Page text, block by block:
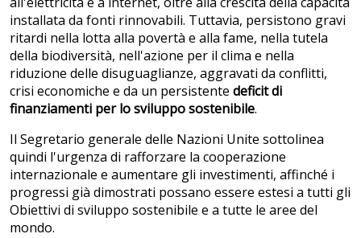
installata da fonti rinnovabili. Tuttavia, persistono gravi
ritardi nella lotta alla povertà e alla fame, nella tutela
della biodiversità, nell'azione per il clima e nella
riduzione delle disuguaglianze, aggravati da conflitti,
crisi economiche e da un persistente deficit di
finanziamenti per lo sviluppo sostenibile.
Il Segretario generale delle Nazioni Unite sottolinea
quindi l'urgenza di rafforzare la cooperazione
internazionale e aumentare gli investimenti, affinché i
progressi già dimostrati possano essere estesi a tutti gli
Obiettivi di sviluppo sostenibile e a tutte le aree del
mondo.